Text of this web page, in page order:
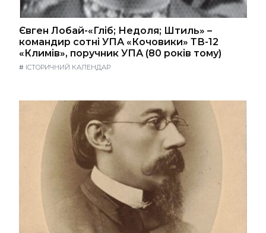
Євген Лобай-«Гліб; Недоля; Штиль» –
командир сотні УПА «Кочовики» ТВ-12
«Климів», поручник УПА (80 років тому)
# ІСТОРИЧНИЙ КАЛЕНДАР